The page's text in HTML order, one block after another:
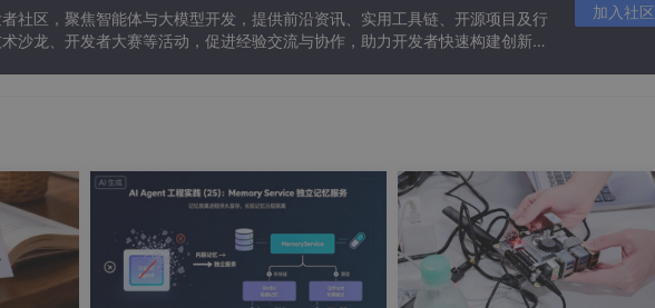
社区，聚焦智能体与大模型开发，提供前沿资讯、实用工具链、开源项目及行
沙龙、开发者大赛等活动，促进经验交流与协作，助力开发者快速构建创新智
加入社区